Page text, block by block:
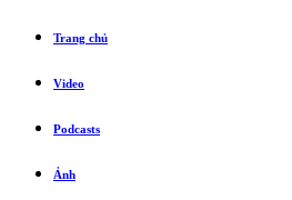
Trang chủ
Video
Podcasts
Ảnh